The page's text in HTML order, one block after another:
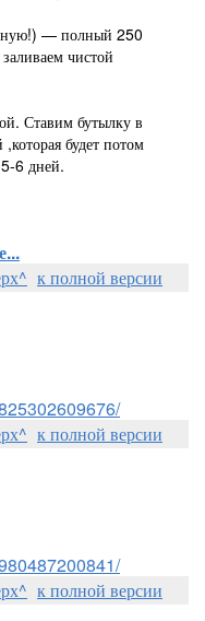
— полный 250
чистой
Ставим бутылку в
будет потом
5-6 дней.
к полной версии
к полной версии
к полной версии